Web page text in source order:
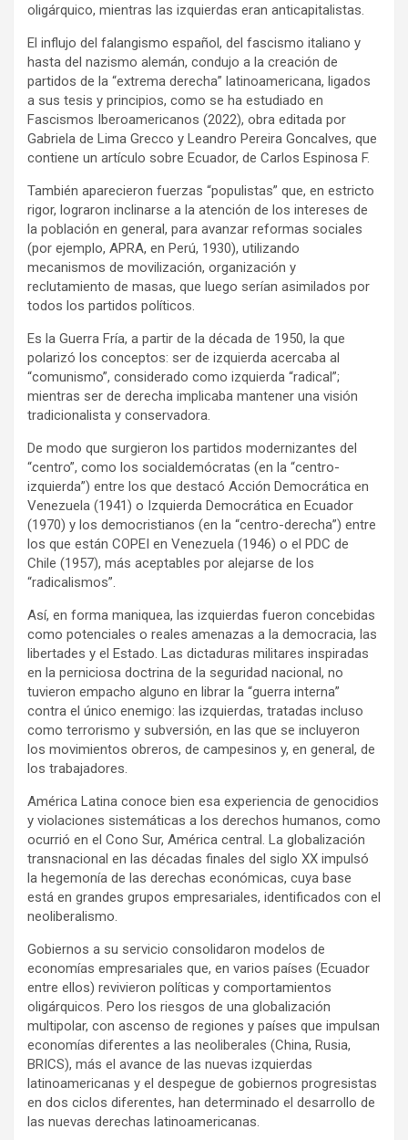
oligárquico, mientras las izquierdas eran anticapitalistas.
El influjo del falangismo español, del fascismo italiano y
hasta del nazismo alemán, condujo a la creación de
partidos de la “extrema derecha” latinoamericana, ligados
a sus tesis y principios, como se ha estudiado en
Fascismos Iberoamericanos (2022), obra editada por
Gabriela de Lima Grecco y Leandro Pereira Goncalves, que
contiene un artículo sobre Ecuador, de Carlos Espinosa F.
También aparecieron fuerzas “populistas” que, en estricto
rigor, lograron inclinarse a la atención de los intereses de
la población en general, para avanzar reformas sociales
(por ejemplo, APRA, en Perú, 1930), utilizando
mecanismos de movilización, organización y
reclutamiento de masas, que luego serían asimilados por
todos los partidos políticos.
Es la Guerra Fría, a partir de la década de 1950, la que
polarizó los conceptos: ser de izquierda acercaba al
“comunismo”, considerado como izquierda “radical”;
mientras ser de derecha implicaba mantener una visión
tradicionalista y conservadora.
De modo que surgieron los partidos modernizantes del
“centro”, como los socialdemócratas (en la “centro-
izquierda”) entre los que destacó Acción Democrática en
Venezuela (1941) o Izquierda Democrática en Ecuador
(1970) y los democristianos (en la “centro-derecha”) entre
los que están COPEI en Venezuela (1946) o el PDC de
Chile (1957), más aceptables por alejarse de los
“radicalismos”.
Así, en forma maniquea, las izquierdas fueron concebidas
como potenciales o reales amenazas a la democracia, las
libertades y el Estado. Las dictaduras militares inspiradas
en la perniciosa doctrina de la seguridad nacional, no
tuvieron empacho alguno en librar la “guerra interna”
contra el único enemigo: las izquierdas, tratadas incluso
como terrorismo y subversión, en las que se incluyeron
los movimientos obreros, de campesinos y, en general, de
los trabajadores.
América Latina conoce bien esa experiencia de genocidios
y violaciones sistemáticas a los derechos humanos, como
ocurrió en el Cono Sur, América central. La globalización
transnacional en las décadas finales del siglo XX impulsó
la hegemonía de las derechas económicas, cuya base
está en grandes grupos empresariales, identificados con el
neoliberalismo.
Gobiernos a su servicio consolidaron modelos de
economías empresariales que, en varios países (Ecuador
entre ellos) revivieron políticas y comportamientos
oligárquicos. Pero los riesgos de una globalización
multipolar, con ascenso de regiones y países que impulsan
economías diferentes a las neoliberales (China, Rusia,
BRICS), más el avance de las nuevas izquierdas
latinoamericanas y el despegue de gobiernos progresistas
en dos ciclos diferentes, han determinado el desarrollo de
las nuevas derechas latinoamericanas.